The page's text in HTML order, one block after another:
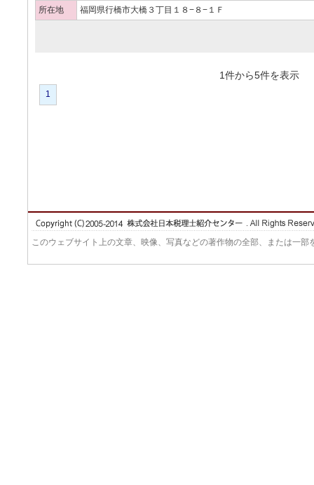
所在地 福岡県行橋市大橋３丁目１８−８−１Ｆ
1件から5件を表
1
このウェブサイト上の文章、映像、写真などの著作物の全部、または一